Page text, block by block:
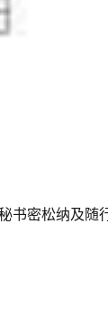
书密松纳及随